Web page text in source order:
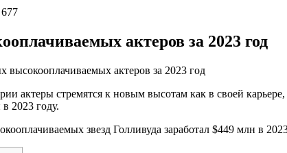
актеров за 2023 год
высокооплачиваемых актеров за 2023 год
актеры стремятся к новым высотам как в своей карьере,
2023 году.
звезд Голливуда заработал $449 млн в